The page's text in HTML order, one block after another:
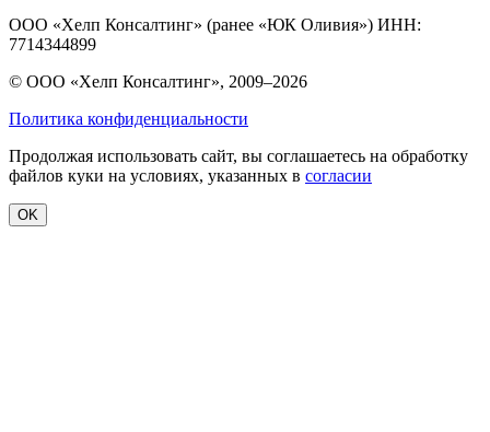
ООО «Хелп Консалтинг» (ранее «ЮК Оливия») ИНН:
7714344899
© ООО «Хелп Консалтинг», 2009–2026
Политика конфиденциальности
Продолжая использовать сайт, вы соглашаетесь на обработку
файлов куки на условиях, указанных в согласии
OK